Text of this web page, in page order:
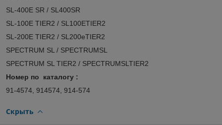
SL-400E SR / SL400SR
SL-100E TIER2 / SL100ETIER2
SL-200E TIER2 / SL200eTIER2
SPECTRUM SL / SPECTRUMSL
SPECTRUM SL TIER2 / SPECTRUMSLTIER2
Номер по каталогу :
91-4574, 914574, 914-574
Скрыть